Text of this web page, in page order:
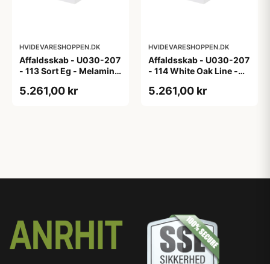
HVIDEVARESHOPPEN.DK
Affaldsskab - U030-207
- 113 Sort Eg - Melamin,
5.261,00 kr
HVIDEVARESHOPPEN.DK
Affaldsskab - U030-207
- 114 White Oak Line -
5.261,00 kr